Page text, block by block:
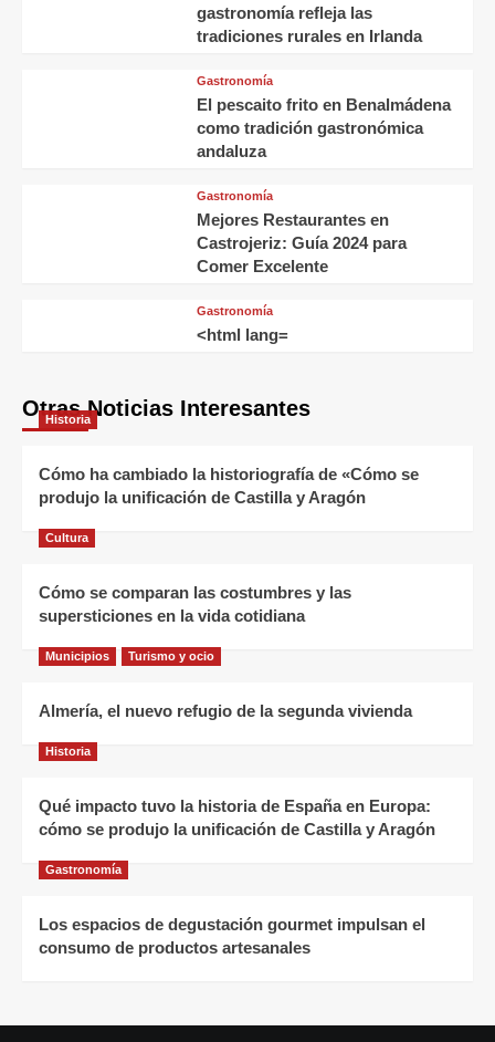
gastronomía refleja las
tradiciones rurales en Irlanda
Gastronomía
El pescaito frito en Benalmádena
como tradición gastronómica
andaluza
Gastronomía
Mejores Restaurantes en
Castrojeriz: Guía 2024 para
Comer Excelente
Gastronomía
<html lang=
Otras Noticias Interesantes
Historia
Cómo ha cambiado la historiografía de «Cómo se
produjo la unificación de Castilla y Aragón
Cultura
Cómo se comparan las costumbres y las
supersticiones en la vida cotidiana
Municipios Turismo y ocio
Almería, el nuevo refugio de la segunda vivienda
Historia
Qué impacto tuvo la historia de España en Europa:
cómo se produjo la unificación de Castilla y Aragón
Gastronomía
Los espacios de degustación gourmet impulsan el
consumo de productos artesanales